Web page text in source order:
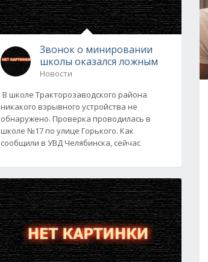
Звонок о минировании
школы оказался ложным
Новости
В школе Тракторозаводского района
никакого взрывного устройства не
обнаружено. Проверка проводилась в
школе №17 по улице Горького. Как
сообщили в УВД Челябинска, сейчас